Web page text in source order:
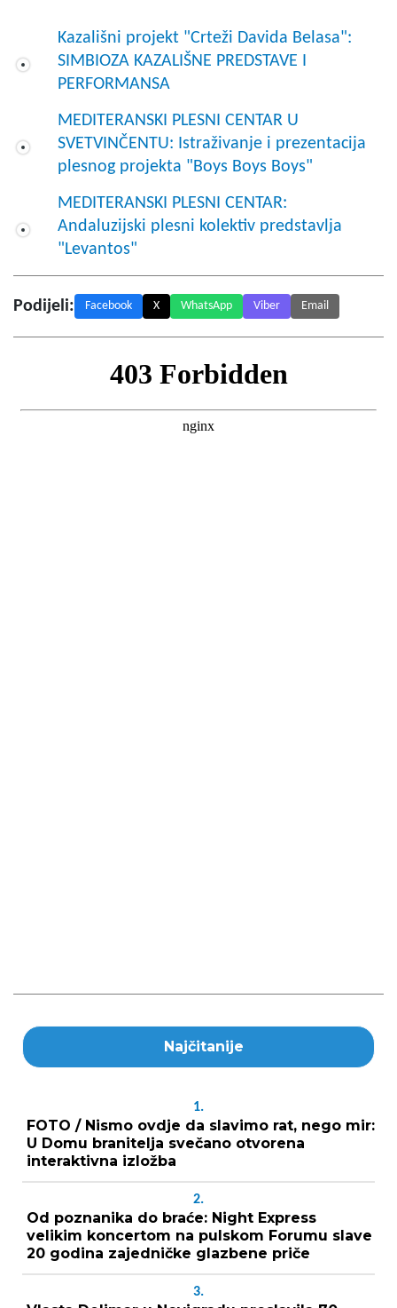
Kazališni projekt "Crteži Davida Belasa":
SIMBIOZA KAZALIŠNE PREDSTAVE I
PERFORMANSA
MEDITERANSKI PLESNI CENTAR U
SVETVINČENTU: Istraživanje i prezentacija
plesnog projekta "Boys Boys Boys"
MEDITERANSKI PLESNI CENTAR:
Andaluzijski plesni kolektiv predstavlja
"Levantos"
Podijeli: Facebook X WhatsApp Viber Email
Najčitanije
1.
FOTO / Nismo ovdje da slavimo rat, nego mir:
U Domu branitelja svečano otvorena
interaktivna izložba
2.
Od poznanika do braće: Night Express
velikim koncertom na pulskom Forumu slave
20 godina zajedničke glazbene priče
3.